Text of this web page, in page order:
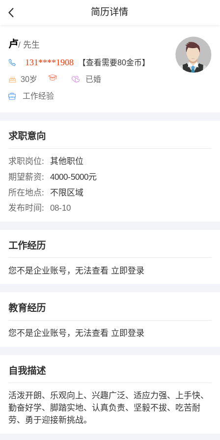
简历详情
卢/ 先生
131****1908 【查看需要80金币】
30岁 已婚
工作经验
求职意向
求职岗位:
其他职位
期望薪资:
4000-5000元
所在地点:
不限区域
发布时间:
08-10
工作经历
您不是企业账号，无法查看 立即登录
教育经历
您不是企业账号，无法查看 立即登录
自我描述
活泼开朗、乐观向上、兴趣广泛、适应力强、上手快、
勤奋好学、脚踏实地、认真负责、坚毅不拔、吃苦耐
劳、勇于迎接新挑战。